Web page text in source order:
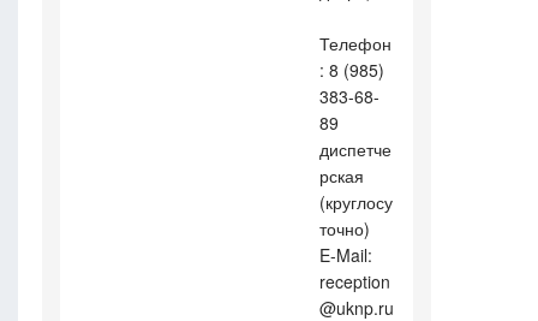
Телефон
: 8 (985)
383-68-
89
диспетче
рская
(круглосу
точно)
E-Mail:
reception
@uknp.ru